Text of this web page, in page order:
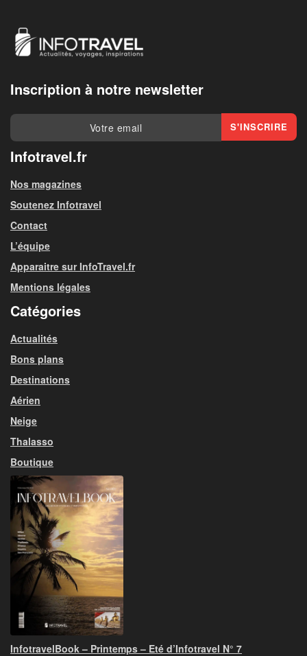
Inscription à notre newsletter
Infotravel.fr
Nos magazines
Soutenez Infotravel
Contact
L’équipe
Apparaitre sur InfoTravel.fr
Mentions légales
Catégories
Actualités
Bons plans
Destinations
Aérien
Neige
Thalasso
Boutique
InfotravelBook – Printemps – Eté d’Infotravel N° 7